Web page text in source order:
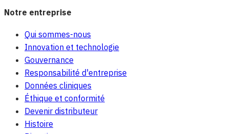
Notre entreprise
Qui sommes-nous
Innovation et technologie
Gouvernance
Responsabilité d'entreprise
Données cliniques
Éthique et conformité
Devenir distributeur
Histoire